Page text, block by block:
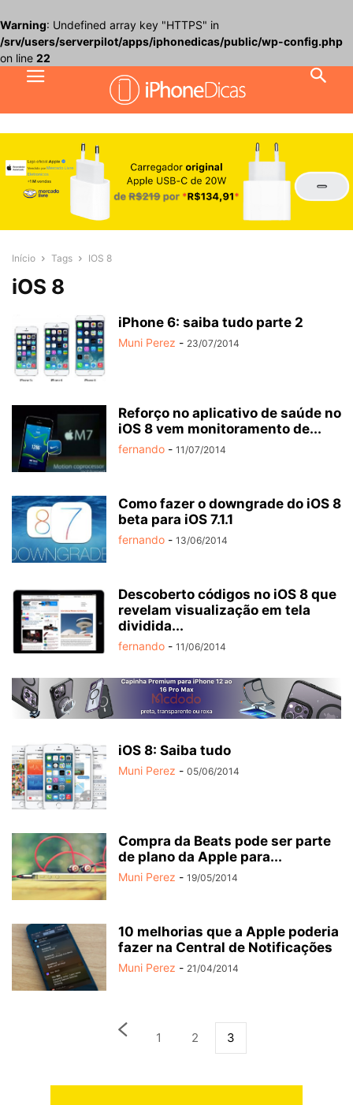
Warning: Undefined array key "HTTPS" in
/srv/users/serverpilot/apps/iphonedicas/public/wp-config.php
on line 22
Início Tags IOS 8
iOS 8
iPhone 6: saiba tudo parte 2
Muni Perez - 23/07/2014
Reforço no aplicativo de saúde no
iOS 8 vem monitoramento de...
fernando - 11/07/2014
Como fazer o downgrade do iOS 8
beta para iOS 7.1.1
fernando - 13/06/2014
Descoberto códigos no iOS 8 que
revelam visualização em tela
dividida...
fernando - 11/06/2014
iOS 8: Saiba tudo
Muni Perez - 05/06/2014
Compra da Beats pode ser parte
de plano da Apple para...
Muni Perez - 19/05/2014
10 melhorias que a Apple poderia
fazer na Central de Notificações
Muni Perez - 21/04/2014
1 2 3